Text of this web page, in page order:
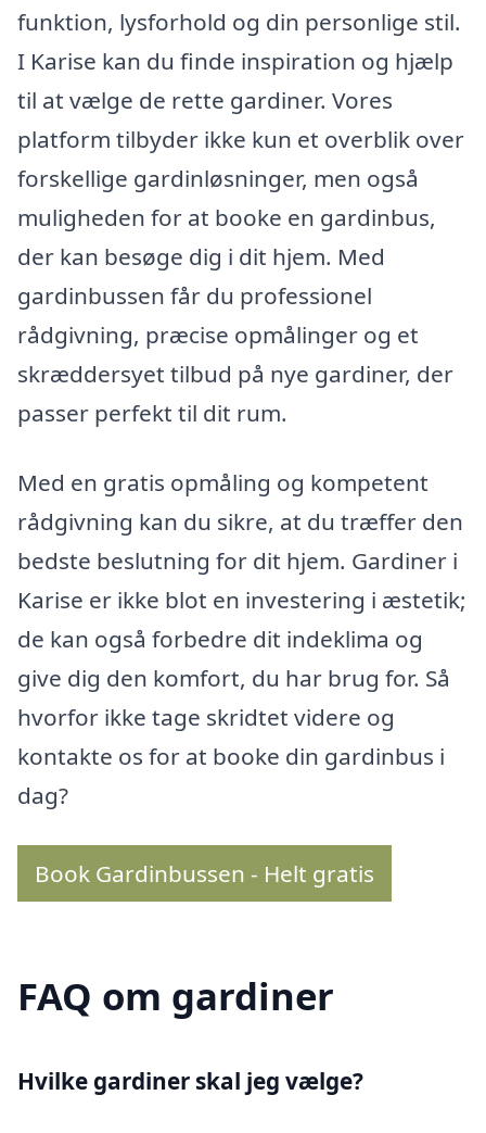
funktion, lysforhold og din personlige stil.
I Karise kan du finde inspiration og hjælp
til at vælge de rette gardiner. Vores
platform tilbyder ikke kun et overblik over
forskellige gardinløsninger, men også
muligheden for at booke en gardinbus,
der kan besøge dig i dit hjem. Med
gardinbussen får du professionel
rådgivning, præcise opmålinger og et
skræddersyet tilbud på nye gardiner, der
passer perfekt til dit rum.
Med en gratis opmåling og kompetent
rådgivning kan du sikre, at du træffer den
bedste beslutning for dit hjem. Gardiner i
Karise er ikke blot en investering i æstetik;
de kan også forbedre dit indeklima og
give dig den komfort, du har brug for. Så
hvorfor ikke tage skridtet videre og
kontakte os for at booke din gardinbus i
dag?
Book Gardinbussen - Helt gratis
FAQ om gardiner
Hvilke gardiner skal jeg vælge?